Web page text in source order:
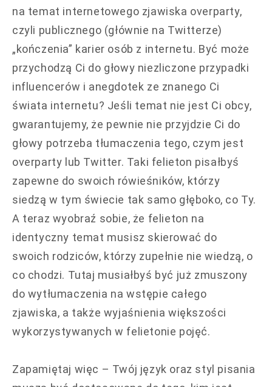
na temat internetowego zjawiska overparty,
czyli publicznego (głównie na Twitterze)
„kończenia” karier osób z internetu. Być może
przychodzą Ci do głowy niezliczone przypadki
influencerów i anegdotek ze znanego Ci
świata internetu? Jeśli temat nie jest Ci obcy,
gwarantujemy, że pewnie nie przyjdzie Ci do
głowy potrzeba tłumaczenia tego, czym jest
overparty lub Twitter. Taki felieton pisałbyś
zapewne do swoich rówieśników, którzy
siedzą w tym świecie tak samo głęboko, co Ty.
A teraz wyobraź sobie, że felieton na
identyczny temat musisz skierować do
swoich rodziców, którzy zupełnie nie wiedzą, o
co chodzi. Tutaj musiałbyś być już zmuszony
do wytłumaczenia na wstępie całego
zjawiska, a także wyjaśnienia większości
wykorzystywanych w felietonie pojęć.
Zapamiętaj więc – Twój język oraz styl pisania